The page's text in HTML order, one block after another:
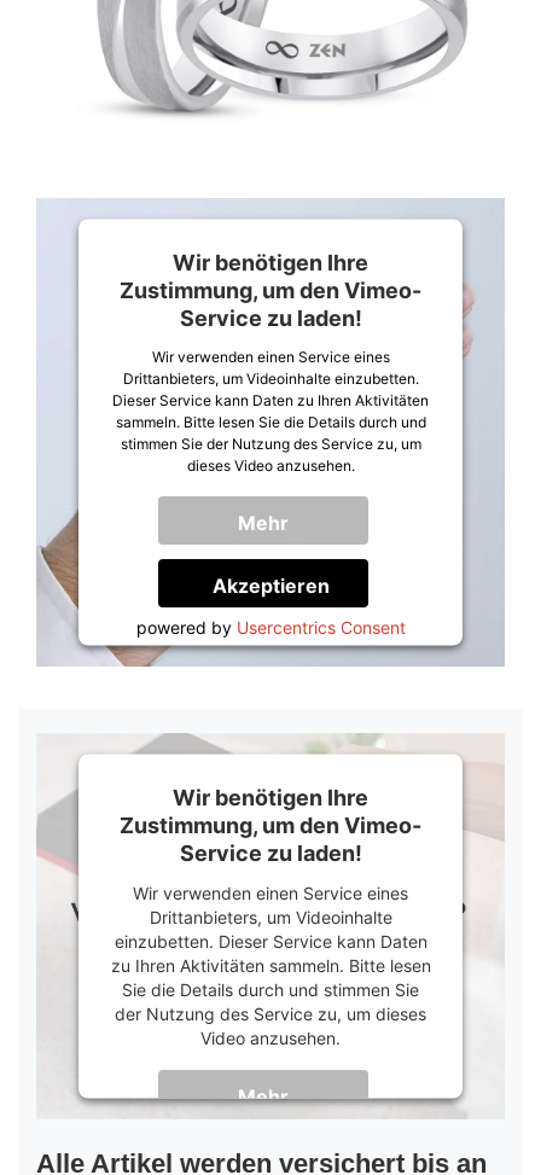
Wir benötigen Ihre
Zustimmung, um den Vimeo-
Service zu laden!
Wir verwenden einen Service eines
Drittanbieters, um Videoinhalte einzubetten.
Dieser Service kann Daten zu Ihren Aktivitäten
sammeln. Bitte lesen Sie die Details durch und
stimmen Sie der Nutzung des Service zu, um
dieses Video anzusehen.
Mehr
Informationen
Akzeptieren
powered by Usercentrics Consent
Management Platform&Trusted Shops
Wir benötigen Ihre
Zustimmung, um den Vimeo-
Service zu laden!
Wir verwenden einen Service eines
Drittanbieters, um Videoinhalte
einzubetten. Dieser Service kann Daten
zu Ihren Aktivitäten sammeln. Bitte lesen
Sie die Details durch und stimmen Sie
der Nutzung des Service zu, um dieses
Video anzusehen.
Mehr
Informationen
Akzeptieren
Alle Artikel werden versichert bis an